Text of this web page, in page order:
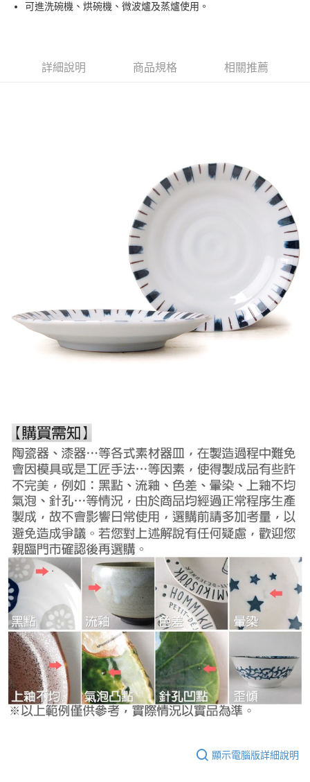
黑貓外島宅配
可進洗碗機、烘碗機、微波爐及蒸爐使用。
詳細說明 商品規格 相關推薦
顯示電腦版詳細說明